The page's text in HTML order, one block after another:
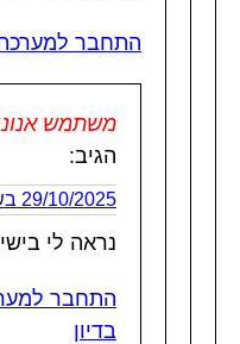
התחבר
משתמש
הגיב:
29/10/2025 בשעה 21:30:32
נראה לי
התחבר
בדיון